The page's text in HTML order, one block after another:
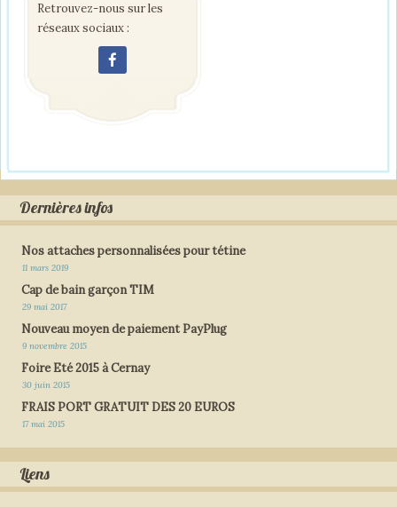
Retrouvez-nous sur les
réseaux sociaux :
Dernières infos
Nos attaches personnalisées pour tétine
11 mars 2019
Cap de bain garçon TIM
29 mai 2017
Nouveau moyen de paiement PayPlug
9 novembre 2015
Foire Eté 2015 à Cernay
30 juin 2015
FRAIS PORT GRATUIT DES 20 EUROS
17 mai 2015
Liens